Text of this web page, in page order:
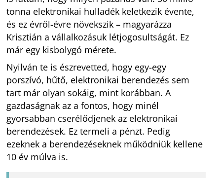
tonna elektronikai hulladék keletkezik évente,
és ez évről-évre növekszik – magyarázza
Krisztián a vállalkozásuk létjogosultságát. Ez
már egy kisbolygó mérete.
Nyilván te is észrevetted, hogy egy-egy
porszívó, hűtő, elektronikai berendezés sem
tart már olyan sokáig, mint korábban. A
gazdaságnak az a fontos, hogy minél
gyorsabban cserélődjenek az elektronikai
berendezések. Ez termeli a pénzt. Pedig
ezeknek a berendezéseknek működniük kellene
10 év múlva is.